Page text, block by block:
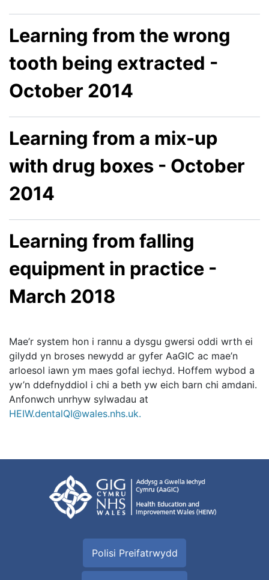
Learning from the wrong
tooth being extracted -
October 2014
Learning from a mix-up
with drug boxes - October
2014
Learning from falling
equipment in practice -
March 2018
Mae’r system hon i rannu a dysgu gwersi oddi wrth ei
gilydd yn broses newydd ar gyfer AaGIC ac mae’n
arloesol iawn ym maes gofal iechyd. Hoffem wybod a
yw’n ddefnyddiol i chi a beth yw eich barn chi amdani.
Anfonwch unrhyw sylwadau at
HEIW.dentalQI@wales.nhs.uk.
Polisi Preifatrwydd